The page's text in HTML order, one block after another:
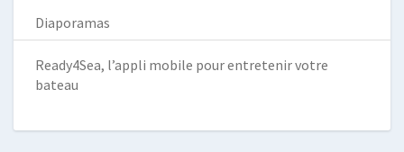
Diaporamas
Ready4Sea, l’appli mobile pour entretenir votre
bateau